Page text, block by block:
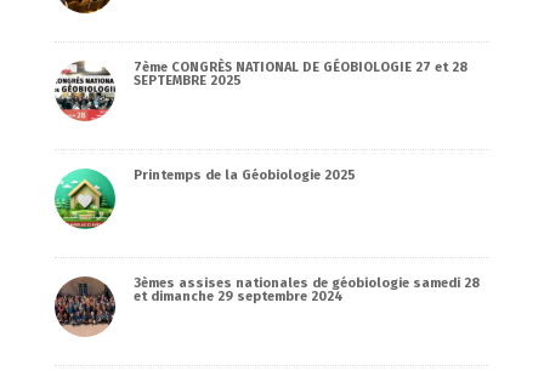
7ème CONGRÈS NATIONAL DE GÉOBIOLOGIE 27 et 28
SEPTEMBRE 2025
Printemps de la Géobiologie 2025
3èmes assises nationales de géobiologie samedi 28
et dimanche 29 septembre 2024